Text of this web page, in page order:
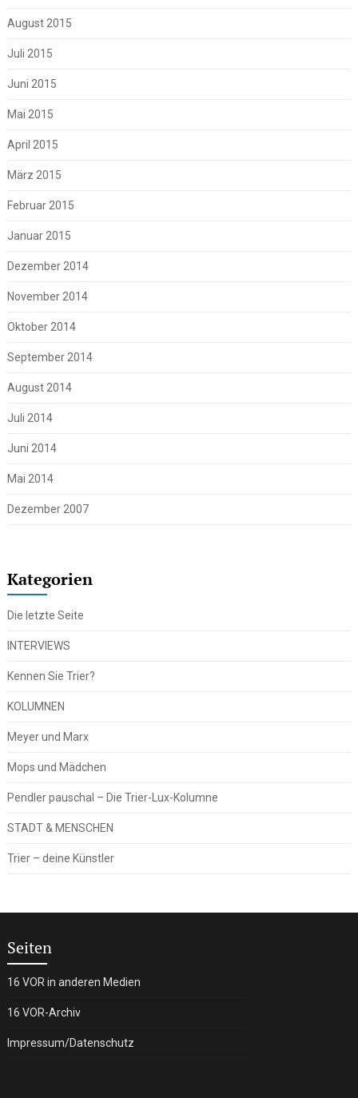
August 2015
Juli 2015
Juni 2015
Mai 2015
April 2015
März 2015
Februar 2015
Januar 2015
Dezember 2014
November 2014
Oktober 2014
September 2014
August 2014
Juli 2014
Juni 2014
Mai 2014
Dezember 2007
Kategorien
Die letzte Seite
INTERVIEWS
Kennen Sie Trier?
KOLUMNEN
Meyer und Marx
Mops und Mädchen
Pendler pauschal – Die Trier-Lux-Kolumne
STADT & MENSCHEN
Trier – deine Künstler
Seiten
16 VOR in anderen Medien
16 VOR-Archiv
Impressum/Datenschutz